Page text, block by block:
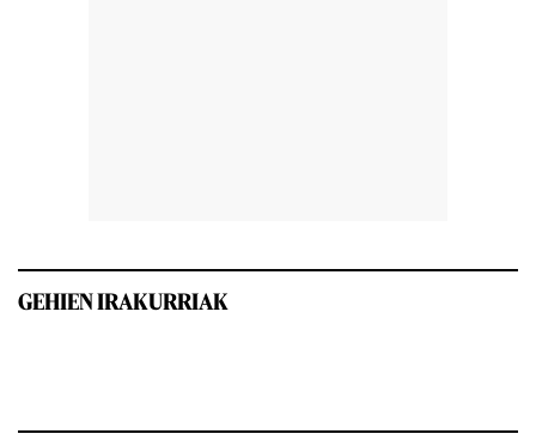
GEHIEN IRAKURRIAK